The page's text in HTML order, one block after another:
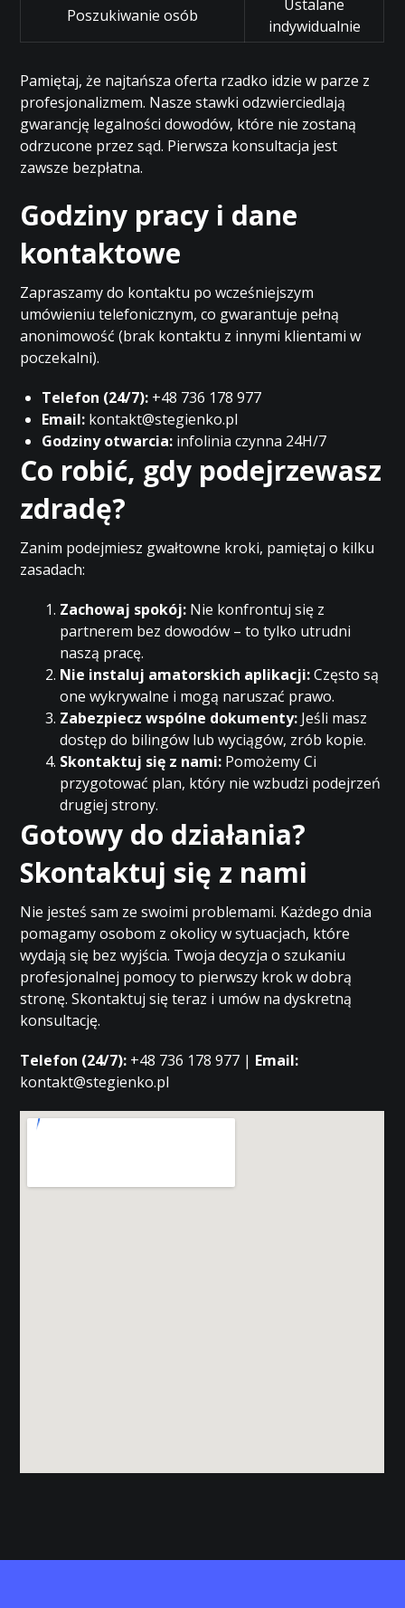
Poszukiwanie osób
Ustalane
indywidualnie
Pamiętaj, że najtańsza oferta rzadko idzie w parze z
profesjonalizmem. Nasze stawki odzwierciedlają
gwarancję legalności dowodów, które nie zostaną
odrzucone przez sąd. Pierwsza konsultacja jest
zawsze bezpłatna.
Godziny pracy i dane
kontaktowe
Zapraszamy do kontaktu po wcześniejszym
umówieniu telefonicznym, co gwarantuje pełną
anonimowość (brak kontaktu z innymi klientami w
poczekalni).
Telefon (24/7): +48 736 178 977
Email: kontakt@stegienko.pl
Godziny otwarcia: infolinia czynna 24H/7
Co robić, gdy podejrzewasz
zdradę?
Zanim podejmiesz gwałtowne kroki, pamiętaj o kilku
zasadach:
Zachowaj spokój: Nie konfrontuj się z
partnerem bez dowodów – to tylko utrudni
naszą pracę.
Nie instaluj amatorskich aplikacji:Często są
one wykrywalne i mogą naruszać prawo.
Zabezpiecz wspólne dokumenty: Jeśli masz
dostęp do bilingów lub wyciągów, zrób kopie.
Skontaktuj się z nami: Pomożemy Ci
przygotować plan, który nie wzbudzi podejrzeń
drugiej strony.
Gotowy do działania?
Skontaktuj się z nami
Nie jesteś sam ze swoimi problemami. Każdego dnia
pomagamy osobom z okolicy w sytuacjach, które
wydają się bez wyjścia. Twoja decyzja o szukaniu
profesjonalnej pomocy to pierwszy krok w dobrą
stronę. Skontaktuj się teraz i umów na dyskretną
konsultację.
Telefon (24/7): +48 736 178 977 | Email:
kontakt@stegienko.pl